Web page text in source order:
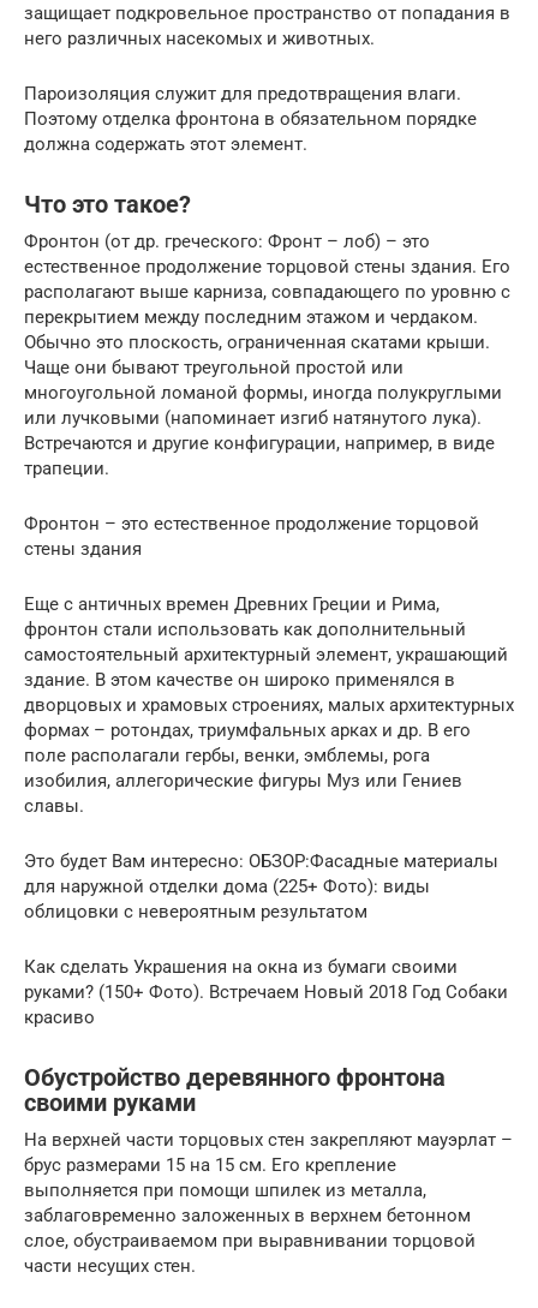
защищает подкровельное пространство от попадания в
него различных насекомых и животных.
Пароизоляция служит для предотвращения влаги.
Поэтому отделка фронтона в обязательном порядке
должна содержать этот элемент.
Что это такое?
Фронтон (от др. греческого: Фронт – лоб) – это
естественное продолжение торцовой стены здания. Его
располагают выше карниза, совпадающего по уровню с
перекрытием между последним этажом и чердаком.
Обычно это плоскость, ограниченная скатами крыши.
Чаще они бывают треугольной простой или
многоугольной ломаной формы, иногда полукруглыми
или лучковыми (напоминает изгиб натянутого лука).
Встречаются и другие конфигурации, например, в виде
трапеции.
Фронтон – это естественное продолжение торцовой
стены здания
Еще с античных времен Древних Греции и Рима,
фронтон стали использовать как дополнительный
самостоятельный архитектурный элемент, украшающий
здание. В этом качестве он широко применялся в
дворцовых и храмовых строениях, малых архитектурных
формах – ротондах, триумфальных арках и др. В его
поле располагали гербы, венки, эмблемы, рога
изобилия, аллегорические фигуры Муз или Гениев
славы.
Это будет Вам интересно: ОБЗОР:Фасадные материалы
для наружной отделки дома (225+ Фото): виды
облицовки с невероятным результатом
Как сделать Украшения на окна из бумаги своими
руками? (150+ Фото). Встречаем Новый 2018 Год Собаки
красиво
Обустройство деревянного фронтона
своими руками
На верхней части торцовых стен закрепляют мауэрлат –
брус размерами 15 на 15 см. Его крепление
выполняется при помощи шпилек из металла,
заблаговременно заложенных в верхнем бетонном
слое, обустраиваемом при выравнивании торцовой
части несущих стен.